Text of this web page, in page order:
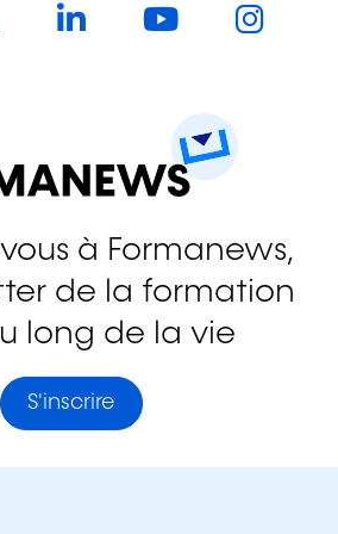
à Formanews,
de la formation
long de la vie
S'inscrire